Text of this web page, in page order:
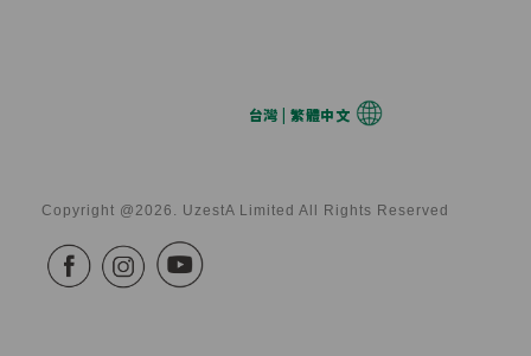
台灣 | 繁體中文
Copyright @2026. UzestA Limited All Rights Reserved